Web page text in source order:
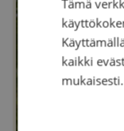
Tämä
kaikki
mukaisesti.